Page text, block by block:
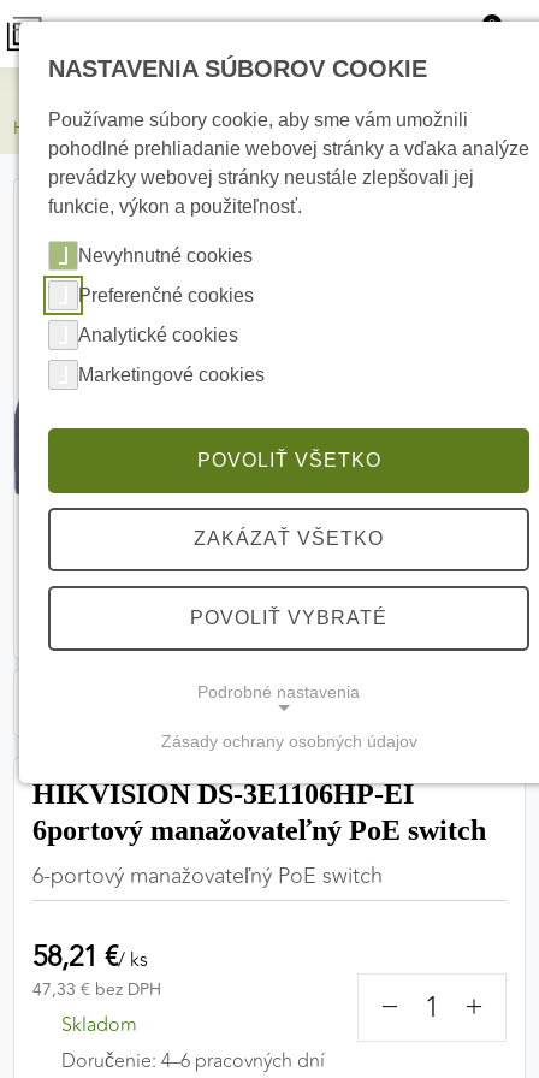
0
HIKVISION DS-3E1106HP-EI 6portový manažovateľný PoE switch
HIKVISION DS-3E1106HP-EI
6portový manažovateľný PoE switch
6-portový manažovateľný PoE switch
58,21 €/ ks
47,33 € bez DPH
Skladom
Doručenie: 4–6 pracovných dní
− +
NASTAVENIA SÚBOROV COOKIE
Používame súbory cookie, aby sme vám umožnili
pohodlné prehliadanie webovej stránky a vďaka analýze
prevádzky webovej stránky neustále zlepšovali jej
funkcie, výkon a použiteľnosť.
Nevyhnutné cookies
Preferenčné cookies
Analytické cookies
Marketingové cookies
POVOLIŤ VŠETKO
ZAKÁZAŤ VŠETKO
POVOLIŤ VYBRATÉ
Podrobné nastavenia
(vždy aktívne, nemožno vypnúť)
Tieto cookies sú potrebné na správne fungovanie
webovej stránky a bez nich by nebolo možné
zabezpečiť jej plnú funkčnosť.
Nevyhnutné cookies
PREFERENČNÉ COOKIES
Zásady ochrany osobných údajov